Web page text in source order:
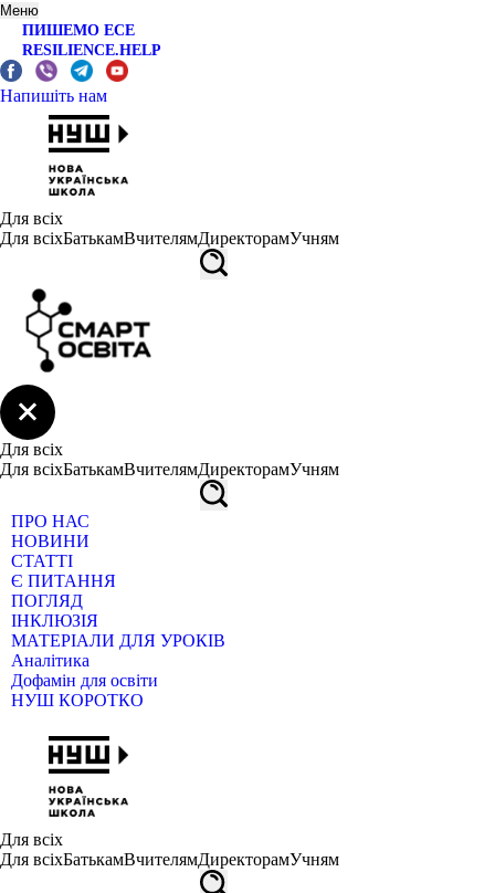
Меню
ПИШЕМО ЕСЕ
RESILIENCE.HELP
Напишіть нам
Для всіх
Для всіхБатькамВчителямДиректорамУчням
Для всіх
Для всіхБатькамВчителямДиректорамУчням
ПРО НАС
НОВИНИ
СТАТТІ
Є ПИТАННЯ
ПОГЛЯД
ІНКЛЮЗІЯ
МАТЕРІАЛИ ДЛЯ УРОКІВ
Аналітика
Дофамін для освіти
НУШ КОРОТКО
Для всіх
Для всіхБатькамВчителямДиректорамУчням